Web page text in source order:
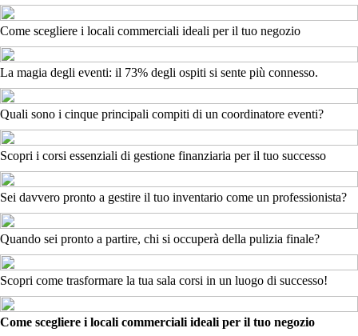
Come scegliere i locali commerciali ideali per il tuo negozio
La magia degli eventi: il 73% degli ospiti si sente più connesso.
Quali sono i cinque principali compiti di un coordinatore eventi?
Scopri i corsi essenziali di gestione finanziaria per il tuo successo
Sei davvero pronto a gestire il tuo inventario come un professionista?
Quando sei pronto a partire, chi si occuperà della pulizia finale?
Scopri come trasformare la tua sala corsi in un luogo di successo!
Come scegliere i locali commerciali ideali per il tuo negozio